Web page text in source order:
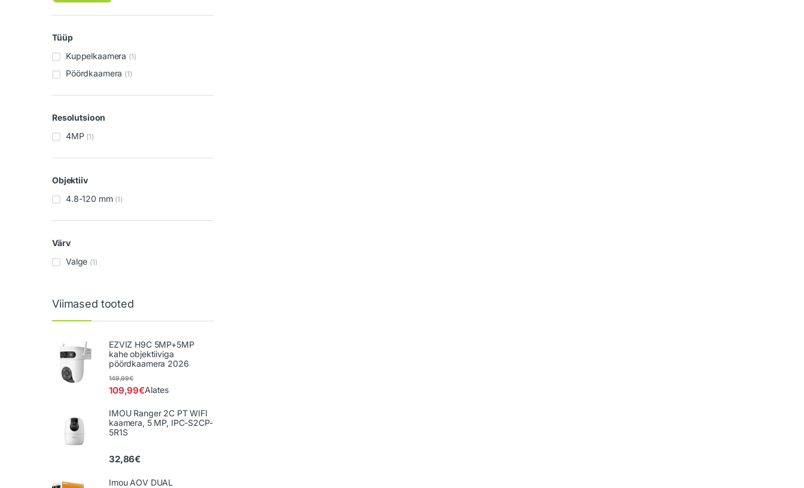
Tüüp
Kuppelkaamera (1)
Pöördkaamera (1)
Resolutsioon
4MP (1)
Objektiiv
4.8-120 mm (1)
Värv
Valge (1)
Viimased tooted
EZVIZ H9C 5MP+5MP
kahe objektiiviga
pöördkaamera 2026
Alates
109,99€
149,99€
IMOU Ranger 2C PT WIFI
kaamera, 5 MP, IPC-S2CP-
5R1S
32,86€
Imou AOV DUAL